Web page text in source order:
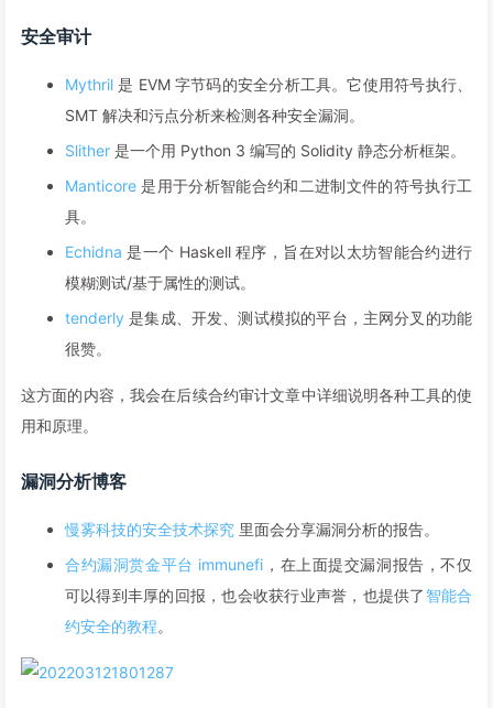
安全审计
Mythril 是 EVM 字节码的安全分析工具。它使用符号执行、
SMT 解决和污点分析来检测各种安全漏洞。
Slither 是一个用 Python 3 编写的 Solidity 静态分析框架。
Manticore 是用于分析智能合约和二进制文件的符号执行工
具。
Echidna 是一个 Haskell 程序，旨在对以太坊智能合约进行
模糊测试/基于属性的测试。
tenderly 是集成、开发、测试模拟的平台，主网分叉的功能
很赞。
这方面的内容，我会在后续合约审计文章中详细说明各种工具的使
用和原理。
漏洞分析博客
慢雾科技的安全技术探究 里面会分享漏洞分析的报告。
合约漏洞赏金平台 immunefi ，在上面提交漏洞报告，不仅
可以得到丰厚的回报，也会收获行业声誉，也提供了 智能合
约安全的教程。